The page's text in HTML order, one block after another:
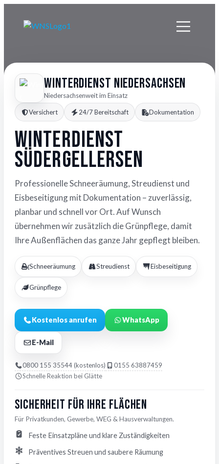
Winterdienst Niedersachsen
Niedersachsenweit im Einsatz
Versichert 24/7 Bereitschaft Dokumentation
Winterdienst
Südergellersen
Professionelle Schneeräumung, Streudienst und
Eisbeseitigung mit Dokumentation – zuverlässig,
planbar und schnell vor Ort. Auf Wunsch
übernehmen wir zusätzlich die Grünpflege, damit
Ihre Außenflächen das ganze Jahr gepflegt bleiben.
Schneeräumung Streudienst Eisbeseitigung
Grünpflege
Kostenlos anrufen WhatsApp
E-Mail
0800 155 35544 (kostenlos)
0155 63887459
Schnelle Reaktion bei Glätte
Sicherheit für Ihre Flächen
Für Privatkunden, Gewerbe, WEG & Hausverwaltungen.
Feste Einsatzpläne und klare Zuständigkeiten
Präventives Streuen und saubere Räumung